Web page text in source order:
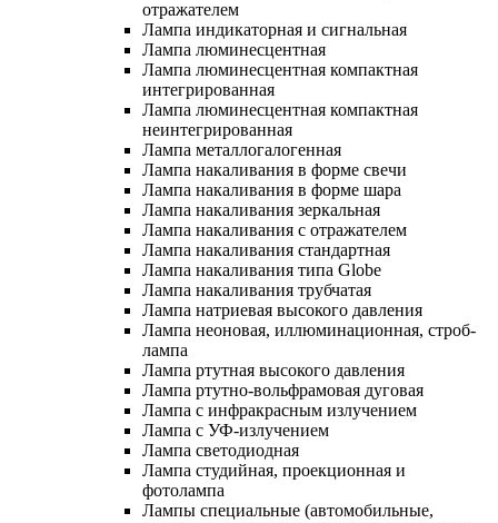
отражателем
Лампа индикаторная и сигнальная
Лампа люминесцентная
Лампа люминесцентная компактная
интегрированная
Лампа люминесцентная компактная
неинтегрированная
Лампа металлогалогенная
Лампа накаливания в форме свечи
Лампа накаливания в форме шара
Лампа накаливания зеркальная
Лампа накаливания с отражателем
Лампа накаливания стандартная
Лампа накаливания типа Globe
Лампа накаливания трубчатая
Лампа натриевая высокого давления
Лампа неоновая, иллюминационная, строб-
лампа
Лампа ртутная высокого давления
Лампа ртутно-вольфрамовая дуговая
Лампа с инфракрасным излучением
Лампа с УФ-излучением
Лампа светодиодная
Лампа студийная, проекционная и
фотолампа
Лампы специальные (автомобильные,